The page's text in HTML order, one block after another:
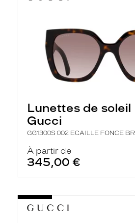
Lunettes de soleil
Gucci
GG1300S 002 ECAILLE FONCE BR
À partir de
345,00 €